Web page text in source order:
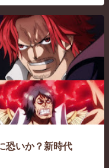
恐いか？新時代